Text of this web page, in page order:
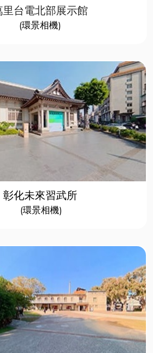
里台電北部展示館
(環景相機)
彰化未來習武所
(環景相機)​​